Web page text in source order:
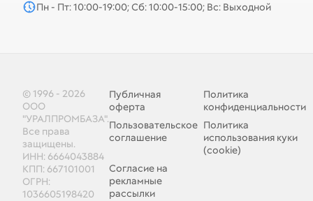
Пн - Пт: 10:00-19:00; Сб: 10:00-15:00; Вс: Выходной
© 1996 - 2026
ООО
"УРАЛПРОМБАЗА".
Все права
защищены.
ИНН: 6664043884
КПП: 667101001
ОГРН:
1036605198420
Публичная
оферта
Политика
конфиденциальности
Пользовательское
соглашение
Политика
использования куки
(cookie)
Согласие на
рекламные
рассылки